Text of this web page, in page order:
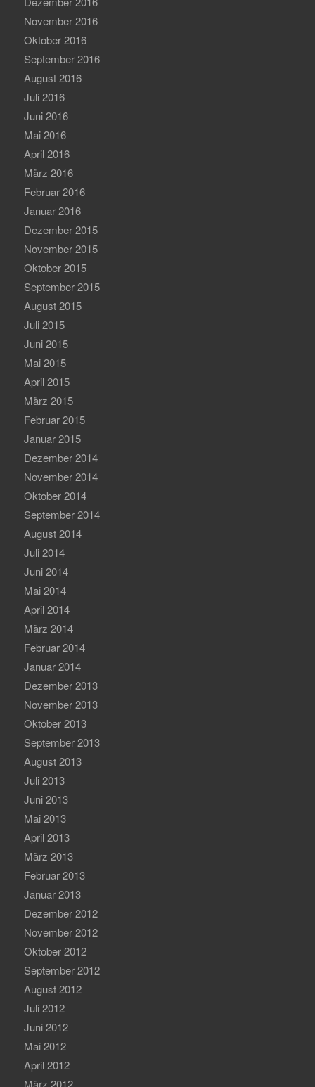
November 2016
Oktober 2016
September 2016
August 2016
Juli 2016
Juni 2016
Mai 2016
April 2016
März 2016
Februar 2016
Januar 2016
Dezember 2015
November 2015
Oktober 2015
September 2015
August 2015
Juli 2015
Juni 2015
Mai 2015
April 2015
März 2015
Februar 2015
Januar 2015
Dezember 2014
November 2014
Oktober 2014
September 2014
August 2014
Juli 2014
Juni 2014
Mai 2014
April 2014
März 2014
Februar 2014
Januar 2014
Dezember 2013
November 2013
Oktober 2013
September 2013
August 2013
Juli 2013
Juni 2013
Mai 2013
April 2013
März 2013
Februar 2013
Januar 2013
Dezember 2012
November 2012
Oktober 2012
September 2012
August 2012
Juli 2012
Juni 2012
Mai 2012
April 2012
März 2012